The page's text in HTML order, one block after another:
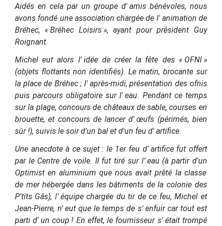
Aidés en cela par un groupe d' amis bénévoles, nous
avons fondé une association chargée de l' animation de
Bréhec,« Bréhec Loisirs », ayant pour président Guy
Roignant.
Michel eut alors l' idée de créer la fête des « OFNI »
(objets flottants non identifiés). Le matin, brocante sur
la place de Bréhec ; l' après-midi, présentation des ofnis
puis parcours obligatoire sur l' eau. Pendant ce temps
sur la plage, concours de châteaux de sable, courses en
brouette, et concours de lancer d' œufs (périmés, bien
sûr !), suivis le soir d'un bal et d'un feu d' artifice.
Une anecdote à ce sujet : le 1er feu d' artifice fut offert
par le Centre de voile. Il fut tiré sur l’ eau (à partir d'un
Optimist en aluminium que nous avait prêté la classe
de mer hébergée dans les bâtiments de la colonie des
P'tits Gâs), l’ équipe chargée du tir de ce feu, Michel et
Jean-Pierre, n' eut que le temps de s' enfuir car tout est
parti d' un coup ! En effet, le fournisseur s' était trompé